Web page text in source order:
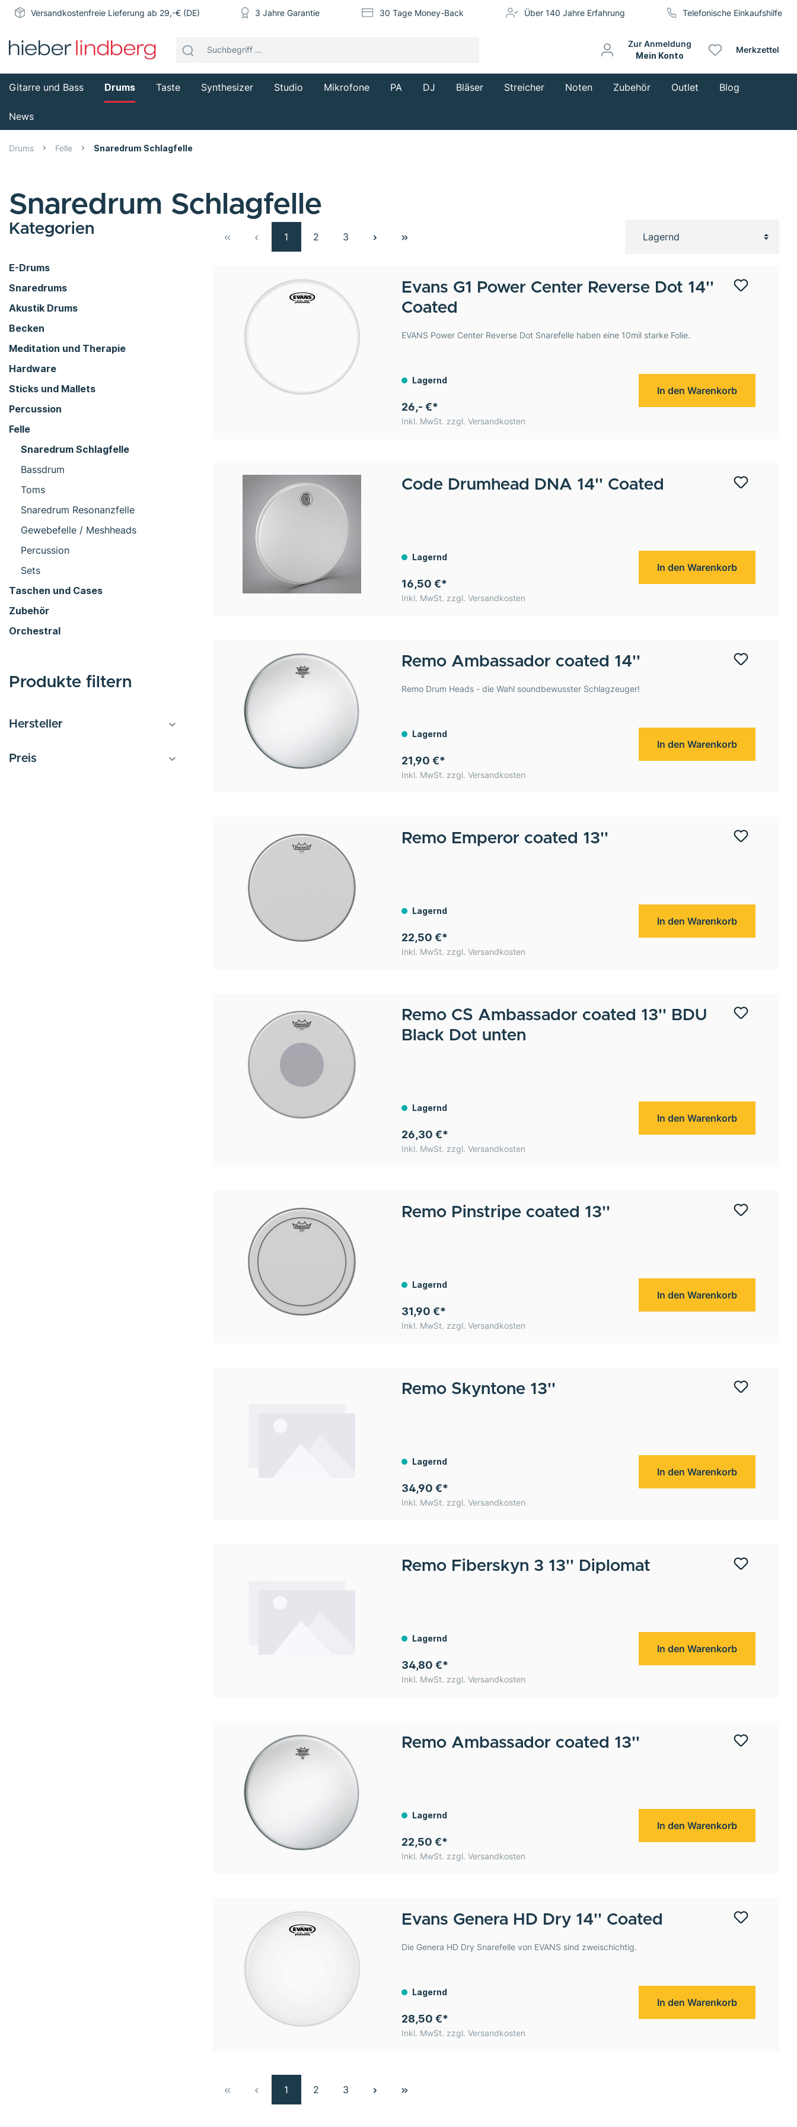
Versandkostenfreie Lieferung ab 29,-€ (DE) 3 Jahre Garantie 30 Tage Money-Back Über 140 Jahre Erfahrung Telefonische Einkaufshilfe
Zur Anmeldung
Mein Konto
Merkzettel
Gitarre und Bass Drums Taste Synthesizer Studio Mikrofone PA DJ Bläser Streicher Noten Zubehör Outlet Blog
News
Drums Felle Snaredrum Schlagfelle
Snaredrum Schlagfelle
Kategorien
E-Drums
Snaredrums
Akustik Drums
Becken
Meditation und Therapie
Hardware
Sticks und Mallets
Percussion
Felle
Snaredrum Schlagfelle
Bassdrum
Toms
Snaredrum Resonanzfelle
Gewebefelle / Meshheads
Percussion
Sets
Taschen und Cases
Zubehör
Orchestral
Produkte filtern
Hersteller
Preis
1 2 3
Evans G1 Power Center Reverse Dot 14''
Coated
EVANS Power Center Reverse Dot Snarefelle haben eine 10mil starke Folie.
Lagernd
26,- €*
Inkl. MwSt. zzgl. Versandkosten
In den Warenkorb
Code Drumhead DNA 14'' Coated
Lagernd
16,50 €*
Inkl. MwSt. zzgl. Versandkosten
In den Warenkorb
Remo Ambassador coated 14''
Remo Drum Heads - die Wahl soundbewusster Schlagzeuger!
Lagernd
21,90 €*
Inkl. MwSt. zzgl. Versandkosten
In den Warenkorb
Remo Emperor coated 13''
Lagernd
22,50 €*
Inkl. MwSt. zzgl. Versandkosten
In den Warenkorb
Remo CS Ambassador coated 13'' BDU
Black Dot unten
Lagernd
26,30 €*
Inkl. MwSt. zzgl. Versandkosten
In den Warenkorb
Remo Pinstripe coated 13''
Lagernd
31,90 €*
Inkl. MwSt. zzgl. Versandkosten
In den Warenkorb
Remo Skyntone 13''
Lagernd
34,90 €*
Inkl. MwSt. zzgl. Versandkosten
In den Warenkorb
Remo Fiberskyn 3 13'' Diplomat
Lagernd
34,80 €*
Inkl. MwSt. zzgl. Versandkosten
In den Warenkorb
Remo Ambassador coated 13''
Lagernd
22,50 €*
Inkl. MwSt. zzgl. Versandkosten
In den Warenkorb
Evans Genera HD Dry 14'' Coated
Die Genera HD Dry Snarefelle von EVANS sind zweischichtig.
Lagernd
28,50 €*
Inkl. MwSt. zzgl. Versandkosten
In den Warenkorb
1 2 3